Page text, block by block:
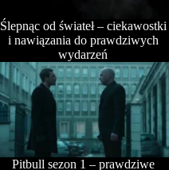
Ślepnąc od świateł – ciekawostki
i nawiązania do prawdziwych
wydarzeń
Pitbull sezon 1 – prawdziwe